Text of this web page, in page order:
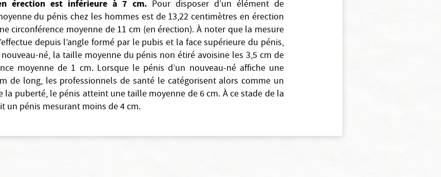
érection est inférieure à 7 cm. Pour disposer d’un élément de
du pénis chez les hommes est de 13,22 centimètres en érection
circonférence moyenne de 11 cm (en érection). À noter que la mesure
depuis l’angle formé par le pubis et la face supérieure du pénis,
nouveau-né, la taille moyenne du pénis non étiré avoisine les 3,5 cm de
moyenne de 1 cm. Lorsque le pénis d’un nouveau-né affiche une
de long, les professionnels de santé le catégorisent alors comme un
la puberté, le pénis atteint une taille moyenne de 6 cm. À ce stade de la
un pénis mesurant moins de 4 cm.